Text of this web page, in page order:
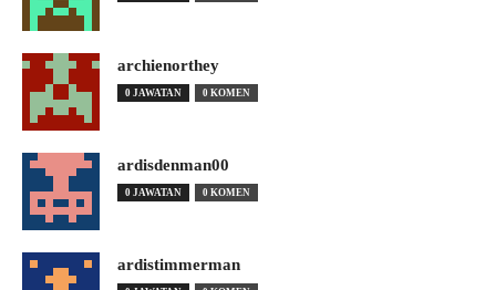
archienorthey
0 JAWATAN 0 KOMEN
ardisdenman00
0 JAWATAN 0 KOMEN
ardistimmerman